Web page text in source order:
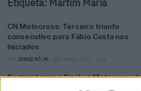
Etiqueta: Martim Maria
CN Motocross: Terceiro triunfo
consecutivo para Fábio Costa nos
Iniciados
JORGE RÓ JR. 0
Portugal quer a Final no Motocross